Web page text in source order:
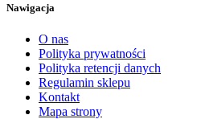
Nawigacja
O nas
Polityka prywatności
Polityka retencji danych
Regulamin sklepu
Kontakt
Mapa strony